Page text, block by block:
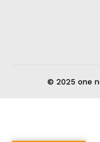
© 2025 one